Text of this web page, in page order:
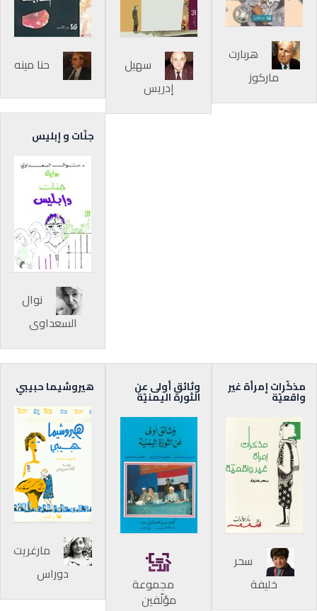
هربارت
ماركوز
سهيل
إدريس
حنا مينه
جنّات و إبليس
نوال
السعداوي
مذكّرات إمرأة غير
واقعيّة
سحر
خليفة
وثائق أولى عن
الثورة اليمنيّة
مجموعة
مؤلّفين
هيروشيما حبيبي
مارغريت
دوراس